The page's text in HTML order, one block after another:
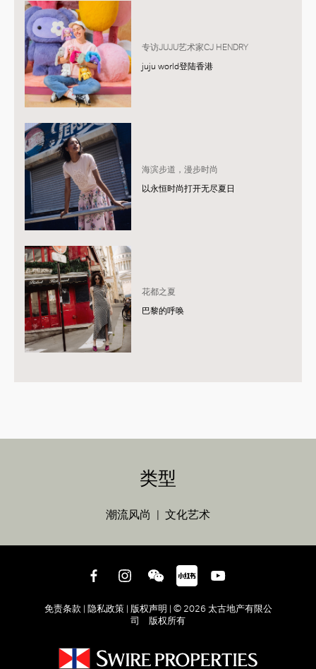
专访JUJU艺术家CJ HENDRY
juju world登陆香港
海滨步道，漫步时尚
以永恒时尚打开无尽夏日
花都之夏
巴黎的呼唤
类型
潮流风尚 文化艺术
免责条款 | 隐私政策 | 版权声明 | © 2026 太古地产有限公
司 版权所有